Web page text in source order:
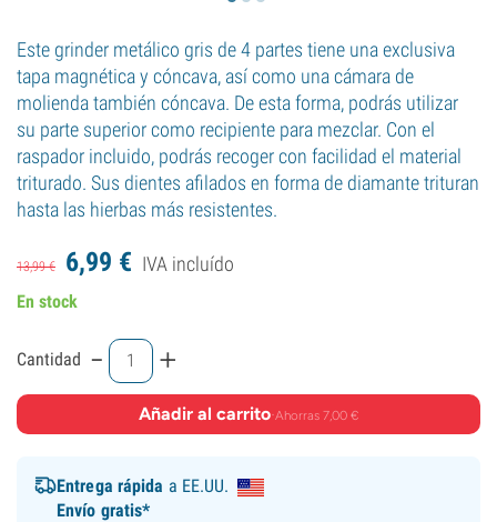
Este grinder metálico gris de 4 partes tiene una exclusiva
tapa magnética y cóncava, así como una cámara de
molienda también cóncava. De esta forma, podrás utilizar
su parte superior como recipiente para mezclar. Con el
raspador incluido, podrás recoger con facilidad el material
triturado. Sus dientes afilados en forma de diamante trituran
hasta las hierbas más resistentes.
13,99€ 6,99 € IVA incluído
En stock
Cantidad - +
Añadir al carrito·Ahorras 7,00 €
Entrega rápida a EE.UU.
Envío gratis*